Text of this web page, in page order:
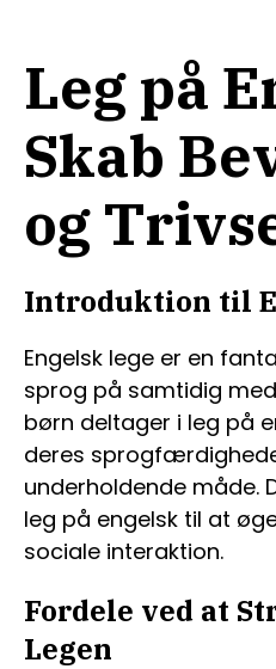
Leg på
Skab
og
Introduktion til
Engelsk lege er en
sprog på samtidig
børn deltager i leg på
deres
underholdende måde.
leg på engelsk til at
sociale interaktion.
Fordele ved at
Legen